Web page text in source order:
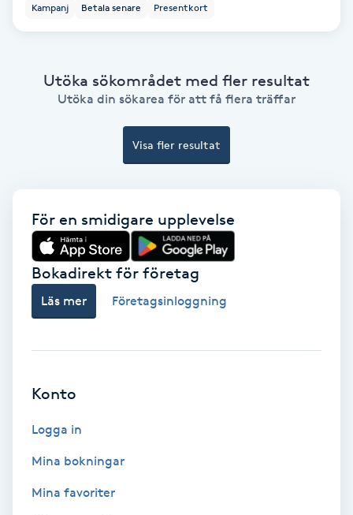
Fransförlängning
Fransförlängning Volym
Frekvensterapi
Friskvård
Friskvårdsmassage
Färgning
Föning
Kampanj Betala senare Presentkort
Utöka sökområdet med fler resultat
Utöka din sökarea för att få flera träffar
Visa fler resultat
För en smidigare upplevelse
Bokadirekt för företag
Läs mer Företagsinloggning
Konto
Logga in
Mina bokningar
Mina favoriter